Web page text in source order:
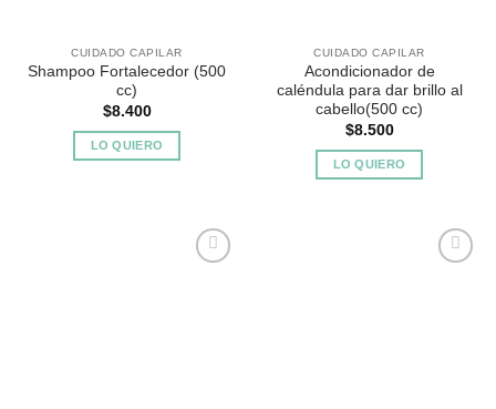
CUIDADO CAPILAR
Shampoo Fortalecedor (500
cc)
$8.400
LO QUIERO
CUIDADO CAPILAR
Acondicionador de
caléndula para dar brillo al
cabello(500 cc)
$8.500
LO QUIERO